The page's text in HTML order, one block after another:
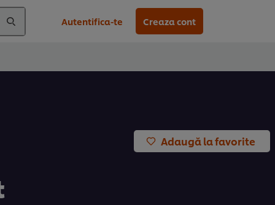
Autentifica-te Creaza cont
Adaugă la favorite